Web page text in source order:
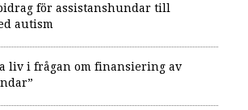
för assistanshundar till
autism
liv i frågan om finansiering av